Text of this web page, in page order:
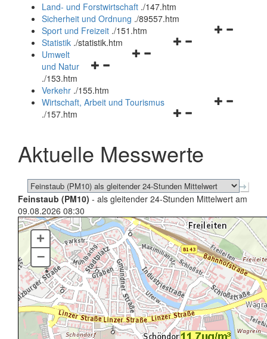
und
schließen
Land- und Forstwirtschaft ./147.htm
Sicherheit und Ordnung ./89557.htm
Navigationsmenü
Sport und Freizeit ./151.htm
Navigationsmenü
Statistik ./statistik.htm
Navigationsmenü
und
schließen
Umwelt
und Natur
./153.htm
Verkehr ./155.htm
Navigationsmenü
schließen
Wirtschaft, Arbeit und Tourismus
./157.htm
Aktuelle Messwerte
Feinstaub (PM10) - als gleitender 24-Stunden Mittelwert am
09.08.2026 08:30
+
–